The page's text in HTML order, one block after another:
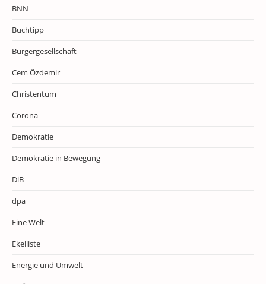
BNN
Buchtipp
Bürgergesellschaft
Cem Özdemir
Christentum
Corona
Demokratie
Demokratie in Bewegung
DiB
dpa
Eine Welt
Ekelliste
Energie und Umwelt